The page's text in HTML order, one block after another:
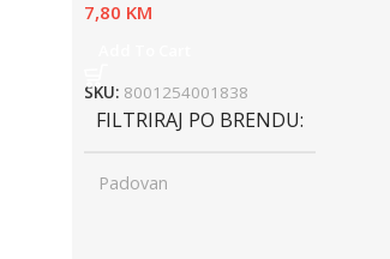
7,80 KM
SKU: 8001254001838
FILTRIRAJ PO BRENDU
Padovan